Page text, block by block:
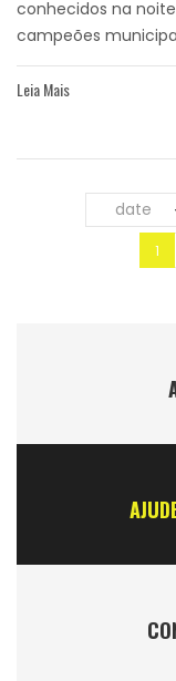
conhecidos na
campeões
Leia Mais
date
1